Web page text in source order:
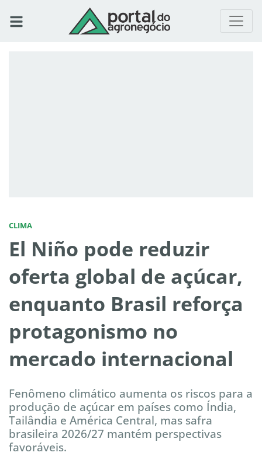
CLIMA
El Niño pode reduzir
oferta global de açúcar,
enquanto Brasil reforça
protagonismo no
mercado internacional
Fenômeno climático aumenta os riscos para a
produção de açúcar em países como Índia,
Tailândia e América Central, mas safra
brasileira 2026/27 mantém perspectivas
favoráveis.